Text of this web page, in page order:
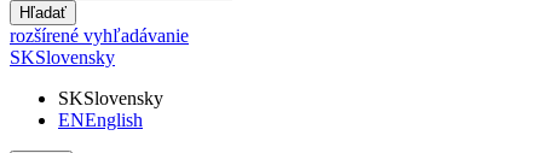
Hľadať
rozšírené vyhľadávanie
SKSlovensky
SKSlovensky
ENEnglish